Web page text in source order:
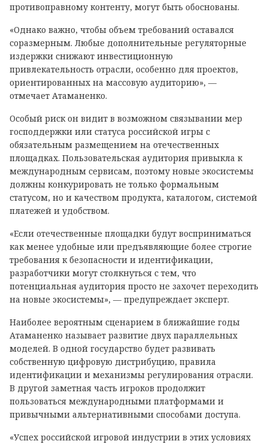
противоправному контенту, могут быть обоснованы.
«Однако важно, чтобы объем требований оставался
соразмерным. Любые дополнительные регуляторные
издержки снижают инвестиционную
привлекательность отрасли, особенно для проектов,
ориентированных на массовую аудиторию», —
отмечает Атаманенко.
Особый риск он видит в возможном связывании мер
господдержки или статуса российской игры с
обязательным размещением на отечественных
площадках. Пользовательская аудитория привыкла к
международным сервисам, поэтому новые экосистемы
должны конкурировать не только формальным
статусом, но и качеством продукта, каталогом, системой
платежей и удобством.
«Если отечественные площадки будут восприниматься
как менее удобные или предъявляющие более строгие
требования к безопасности и идентификации,
разработчики могут столкнуться с тем, что
потенциальная аудитория просто не захочет переходить
на новые экосистемы», — предупреждает эксперт.
Наиболее вероятным сценарием в ближайшие годы
Атаманенко называет развитие двух параллельных
моделей. В одной государство будет развивать
собственную цифровую дистрибуцию, правила
идентификации и механизмы регулирования отрасли.
В другой заметная часть игроков продолжит
пользоваться международными платформами и
привычными альтернативными способами доступа.
«Успех российской игровой индустрии в этих условиях